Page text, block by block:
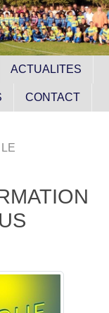
ACTUALITES
CONTACT